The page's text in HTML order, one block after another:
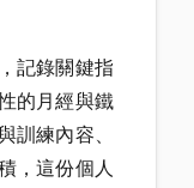
記錄關鍵指
的月經與鐵
訓練內容、
，這份個人